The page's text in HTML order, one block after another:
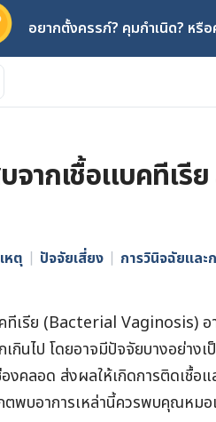
อยากตั้งครรภ์? คุมกำเนิด? หรื
ากเชื้อแบคทีเรีย
หตุ ปัจจัยเสี่ยง การวินิจฉัยและ
ทีเรีย (Bacterial Vaginosis) อ
กินไป โดยอาจมีปัจจัยบางอย่าง
งคลอด ส่งผลให้เกิดการติดเชื้อ
พบอาการเหล่านี้ควรพบคุณหมอ